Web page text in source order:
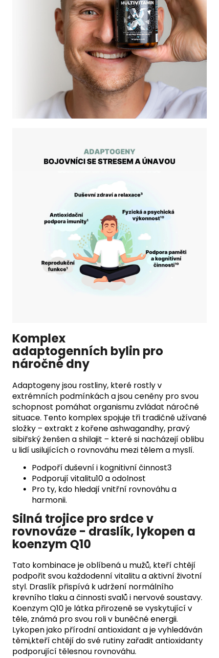
Komplex
adaptogenních bylin pro
náročné dny
Adaptogeny jsou rostliny, které rostly v
extrémních podmínkách a jsou ceněny pro svou
schopnost pomáhat organismu zvládat náročné
situace. Tento komplex spojuje tři tradičně užívané
složky – extrakt z kořene ashwagandhy, pravý
sibiřský ženšen a shilajit – které si nacházejí oblibu
u lidí usilujících o rovnováhu mezi tělem a myslí.
Podpoří duševní i kognitivní činnost3
Podporují vitalitu10 a odolnost
Pro ty, kdo hledají vnitřní rovnováhu a
harmonii.
Silná trojice pro srdce v
rovnováze - draslík, lykopen a
koenzym Q10
Tato kombinace je oblíbená u mužů, kteří chtějí
podpořit svou každodenní vitalitu a aktivní životní
styl. Draslík přispívá k udržení normálního
krevního tlaku a činnosti svalů i nervové soustavy.
Koenzym Q10 je látka přirozeně se vyskytující v
těle, známá pro svou roli v buněčné energii.
Lykopen jako přírodní antioxidant a je vyhledáván
těmi,kteří chtějí do své rutiny zařadit antioxidanty
podporující tělesnou rovnováhu.